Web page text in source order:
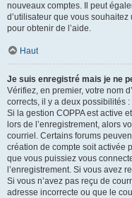
nouveaux comptes. Il peut
d’utilisateur que vous
pour obtenir de l’aide.
Haut
Je suis enregistré mais je ne
Vérifiez, en premier, votre nom
corrects, il y a deux possibilités :
Si la gestion COPPA est active
lors de l’enregistrement, alors
courriel. Certains forums
création de compte soit activée
que vous puissiez vous
l’enregistrement. Si vous avez
Si vous n’avez pas reçu de
adresse incorrecte ou que le